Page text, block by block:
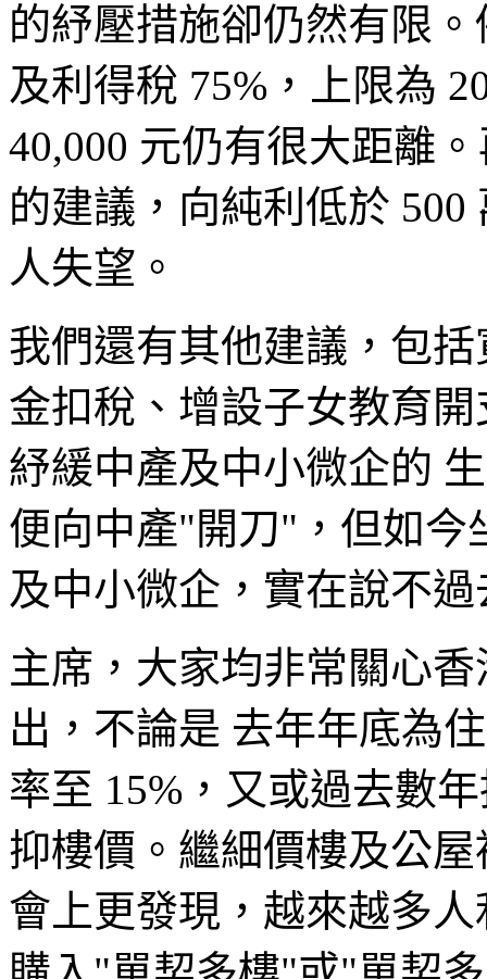
的紓壓措施卻仍然有限
及利得稅 75%，上限為
40,000 元仍有很大距離
的建議，向純利低於
人失望。
我們還有其他建議，包
金扣稅、增設子女教育
紓緩中產及中小微企的
便向中產"開刀"，但如今
及中小微企，實在說不過
主席，大家均非常關心
出，不論是 去年年底為
率至 15%，又或過去數
抑樓價。繼細價樓及公
會上更發現，越來越多